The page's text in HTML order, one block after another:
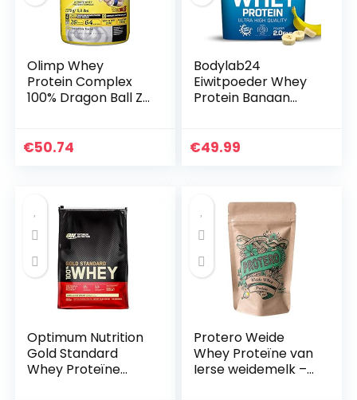
Olimp Whey
Protein Complex
100% Dragon Ball Z
Dose
€50.74
Bodylab24
Eiwitpoeder Whey
Protein Banaan
en fitness, Whey
€49.99
Optimum Nutrition
Gold Standard
Whey Proteïne
Protero Weide
Whey Proteïne van
Ierse weidemelk –